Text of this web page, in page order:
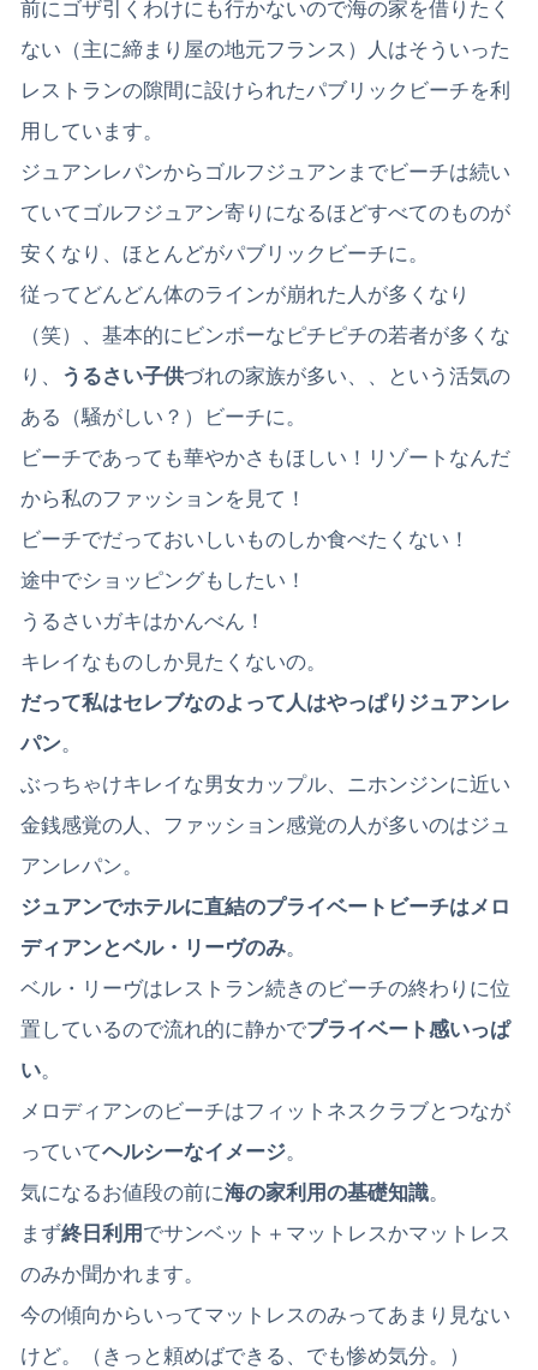
前にゴザ引くわけにも行かないので海の家を借りたく
ない（主に締まり屋の地元フランス）人はそういった
レストランの隙間に設けられたパブリックビーチを利
用しています。
ジュアンレパンからゴルフジュアンまでビーチは続い
ていてゴルフジュアン寄りになるほどすべてのものが
安くなり、ほとんどがパブリックビーチに。
従ってどんどん体のラインが崩れた人が多くなり
（笑）、基本的にビンボーなピチピチの若者が多くな
り、
うるさい子供づれの家族が多い、、という活気の
ある（騒がしい？）ビーチに。
ビーチであっても華やかさもほしい！リゾートなんだ
から私のファッションを見て！
ビーチでだっておいしいものしか食べたくない！
途中でショッピングもしたい！
うるさいガキはかんべん！
キレイなものしか見たくないの。
だって私はセレブなのよって人はやっぱりジュアンレ
パン。
ぶっちゃけキレイな男女カップル、ニホンジンに近い
金銭感覚の人、ファッション感覚の人が多いのはジュ
アンレパン。
ジュアンでホテルに直結のプライベートビーチはメロ
ディアンとベル・リーヴのみ。
ベル・リーヴはレストラン続きのビーチの終わりに位
置しているので流れ的に静かでプライベート感いっぱ
い。
メロディアンのビーチはフィットネスクラブとつなが
っていてヘルシーなイメージ。
気になるお値段の前に海の家利用の基礎知識。
まず終日利用 でサンベット＋マットレスかマットレス
のみか聞かれます。
今の傾向からいってマットレスのみってあまり見ない
けど。（きっと頼めばできる、でも惨め気分。）